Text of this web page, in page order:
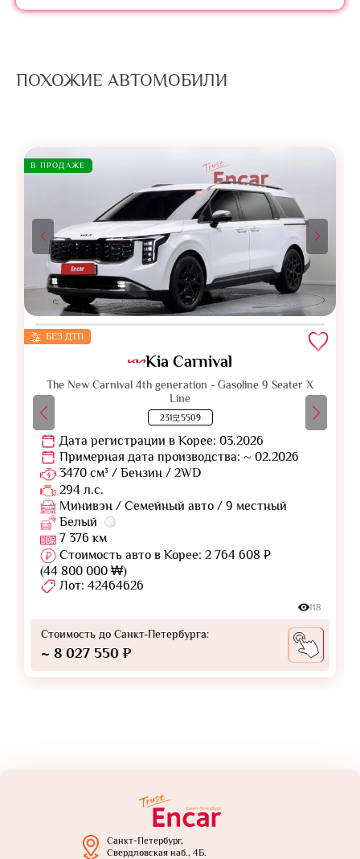
ПОХОЖИЕ АВТОМОБИЛИ
В ПРОДАЖЕ
БЕЗ ДТП
Kia Carnival
The New Carnival 4th generation - Gasoline 9 Seater X
Line
231모5509
Дата регистрации в Корее: 03.2026
Примерная дата производства: ~ 02.2026
3470 см³ / Бензин / 2WD
294 л.с.
Минивэн / Семейный авто / 9 местный
Белый
7 376 км
Стоимость авто в Корее: 2 764 608 ₽
(44 800 000 ₩)
Лот: 42464626
118
Стоимость до Санкт-Петербурга:
~ 8 027 550 ₽
Санкт-Петербург,
Свердловская наб., 4Б.